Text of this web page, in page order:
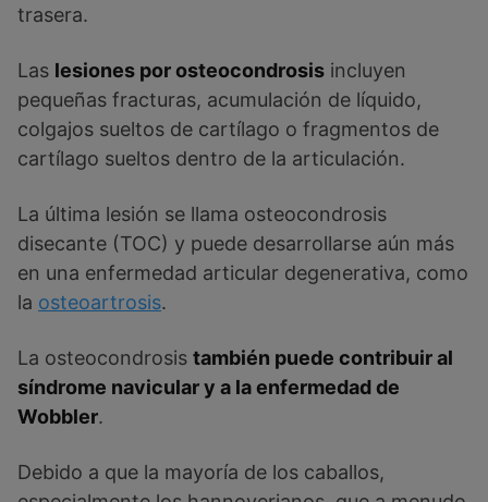
trasera.
Las lesiones por osteocondrosis incluyen
pequeñas fracturas, acumulación de líquido,
colgajos sueltos de cartílago o fragmentos de
cartílago sueltos dentro de la articulación.
La última lesión se llama osteocondrosis
disecante (TOC) y puede desarrollarse aún más
en una enfermedad articular degenerativa, como
la osteoartrosis.
La osteocondrosis también puede contribuir al
síndrome navicular y a la enfermedad de
Wobbler.
Debido a que la mayoría de los caballos,